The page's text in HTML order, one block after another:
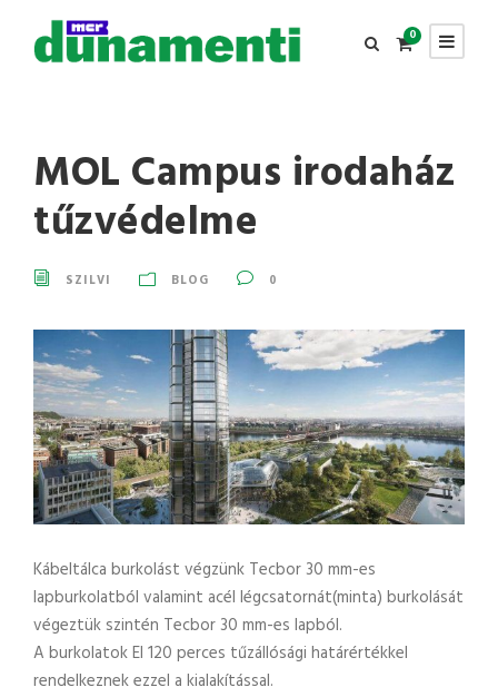
0
MOL Campus irodaház
tűzvédelme
SZILVI BLOG 0
Kábeltálca burkolást végzünk Tecbor 30 mm-es
lapburkolatból valamint acél légcsatornát(minta) burkolását
végeztük szintén Tecbor 30 mm-es lapból.
A burkolatok EI 120 perces tűzállósági határértékkel
rendelkeznek ezzel a kialakítással.